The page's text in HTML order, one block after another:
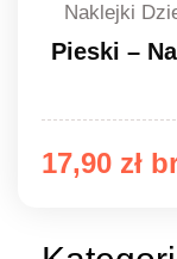
Naklejki
Pieski –
17,90 zł